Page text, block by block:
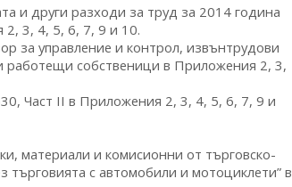
и други разходи за труд за 2014 година
2, 3, 4, 5, 6, 7, 9 и 10.
за управление и контрол, извънтрудови
работещи собственици в Приложения 2, 3,
Част II в Приложения 2, 3, 4, 5, 6, 7, 9 и
материали и комисионни от търговско-
търговията с автомобили и мотоциклети” в